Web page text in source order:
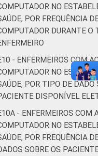
De 41
anos
Capital
CGI.br/NIC.br, Centro
para o
da Informação
sobre o uso das
NO
POR FREQUÊNCIA
DURANTE O
- ENFERMEIROS COM
NO
POR TIPO DE DADO
DISPONÍVEL
- ENFERMEIROS COM
NO
POR FREQUÊNCIA
SOBRE OS